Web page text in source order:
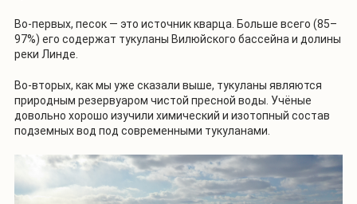
Во-первых, песок — это источник кварца. Больше всего (85–
97%) его содержат тукуланы Вилюйского бассейна и долины
реки Линде.
Во-вторых, как мы уже сказали выше, тукуланы являются
природным резервуаром чистой пресной воды. Учёные
довольно хорошо изучили химический и изотопный состав
подземных вод под современными тукуланами.